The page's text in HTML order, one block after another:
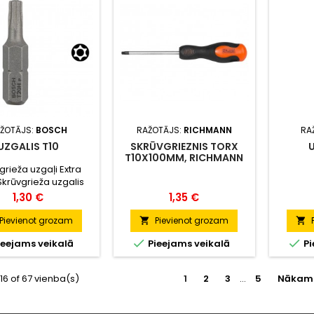
BOSCH
T10
uzgaļi Extra
uzgalis
ir labi piemērots
pielietojumam
un optimizētais
apstrādes
īpaši kvalitatīvai
un atbilstošai
Uzgaļa koniskā
viegli pārvar
Cena
1,30 €
Pievienot grozam
veikalā
RAŽOTĀJS: RICHMANN
SKRŪVGRIEZNIS TORX
T10X100MM, RICHMANN
Cena
1,35 €
 Pievienot grozam
 Pieejams veikalā


of 67 vienba(s) 1 2 3 … 5